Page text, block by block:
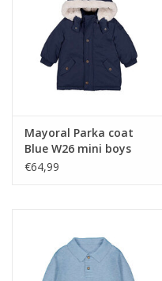
Mayoral Parka coat
Blue W26 mini boys
€64,99